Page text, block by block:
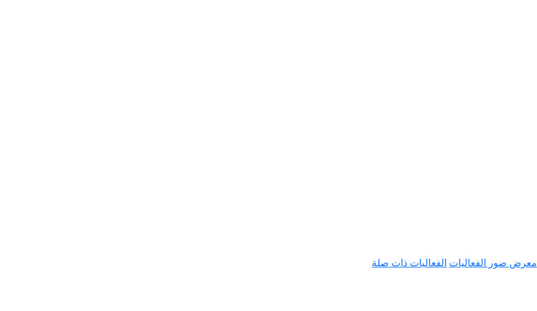
معرض صور الفعاليات الفعاليات ذات صلة